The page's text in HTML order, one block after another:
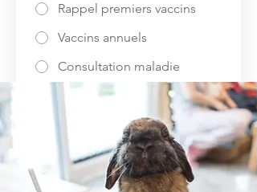
Rappel premiers vaccins
Vaccins annuels
Consultation maladie
Consultation maladie de
Suivant